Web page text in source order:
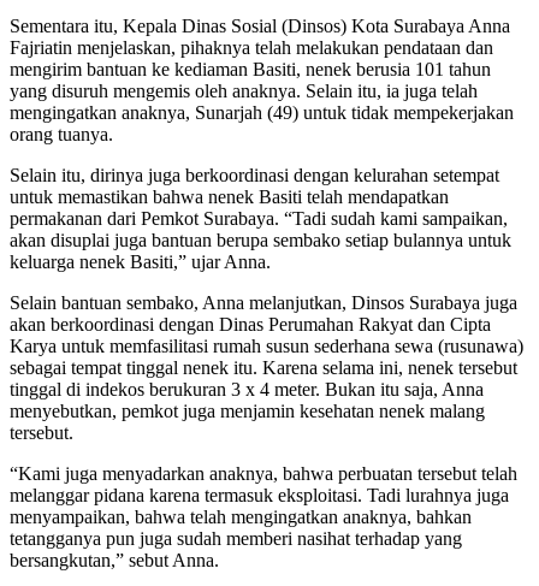
Sementara itu, Kepala Dinas Sosial (Dinsos) Kota Surabaya Anna
Fajriatin menjelaskan, pihaknya telah melakukan pendataan dan
mengirim bantuan ke kediaman Basiti, nenek berusia 101 tahun
yang disuruh mengemis oleh anaknya. Selain itu, ia juga telah
mengingatkan anaknya, Sunarjah (49) untuk tidak mempekerjakan
orang tuanya.
Selain itu, dirinya juga berkoordinasi dengan kelurahan setempat
untuk memastikan bahwa nenek Basiti telah mendapatkan
permakanan dari Pemkot Surabaya. “Tadi sudah kami sampaikan,
akan disuplai juga bantuan berupa sembako setiap bulannya untuk
keluarga nenek Basiti,” ujar Anna.
Selain bantuan sembako, Anna melanjutkan, Dinsos Surabaya juga
akan berkoordinasi dengan Dinas Perumahan Rakyat dan Cipta
Karya untuk memfasilitasi rumah susun sederhana sewa (rusunawa)
sebagai tempat tinggal nenek itu. Karena selama ini, nenek tersebut
tinggal di indekos berukuran 3 x 4 meter. Bukan itu saja, Anna
menyebutkan, pemkot juga menjamin kesehatan nenek malang
tersebut.
“Kami juga menyadarkan anaknya, bahwa perbuatan tersebut telah
melanggar pidana karena termasuk eksploitasi. Tadi lurahnya juga
menyampaikan, bahwa telah mengingatkan anaknya, bahkan
tetangganya pun juga sudah memberi nasihat terhadap yang
bersangkutan,” sebut Anna.